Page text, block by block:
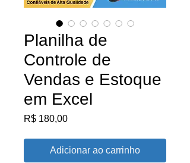
Planilha de
Controle de
Vendas e Estoque
em Excel
R$ 180,00Preço
Adicionar ao carrinho